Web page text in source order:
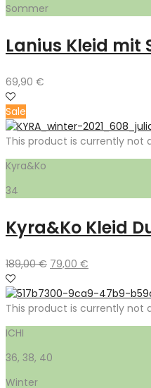
Sommer
Lanius Kleid mit
69,90 €
Sale
This product is currently not
Kyra&Ko
34
Kyra&Ko Kleid
189,00€ Ursprünglicher
war:
189,00 €
79,00 €
ist:
79,00 €.
This product is currently not
ICHI
36, 38, 40
Winter